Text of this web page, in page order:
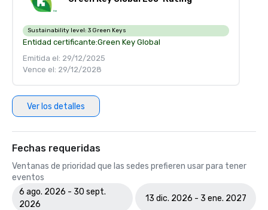
Sustainability level: 3 Green Keys
Entidad certificante:Green Key Global
Emitida el: 29/12/2025
Vence el: 29/12/2028
Ver los detalles
Fechas requeridas
Ventanas de prioridad que las sedes prefieren usar para tener
eventos
6 ago. 2026 - 30 sept.
2026
13 dic. 2026 - 3 ene. 2027